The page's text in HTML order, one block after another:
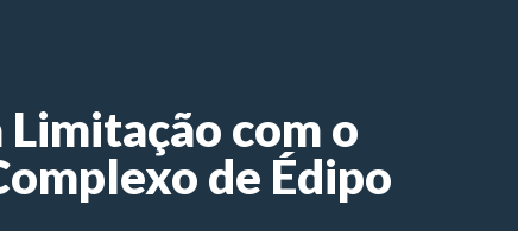
Limitação com o
de Édipo